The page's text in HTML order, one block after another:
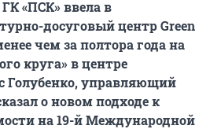
«ПСК» ввела в
досуговый центр Green
чем за полтора года на
круга» в центре
Голубенко, управляющий
о новом подходе к
на 19-й Международной